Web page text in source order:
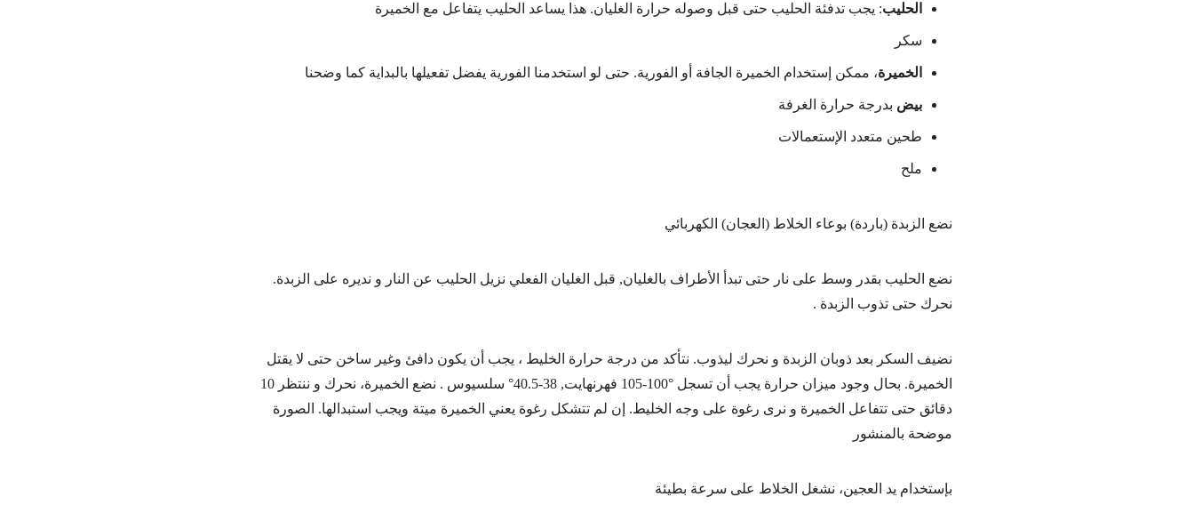
الحليب: يجب تدفئة الحليب حتى قبل وصوله حرارة الغليان. هذا يساعد الحليب يتفاعل مع الخميرة
سكر
الخميرة، ممكن إستخدام الخميرة الجافة أو الفورية. حتى لو استخدمنا الفورية يفضل تفعيلها بالبداية كما وضحنا
بيض بدرجة حرارة الغرفة
طحين متعدد الإستعمالات
ملح
نضع الزبدة (باردة) بوعاء الخلاط (العجان) الكهربائي
نضع الحليب بقدر وسط على نار حتى تبدأ الأطراف بالغليان, قبل الغليان الفعلي نزيل الحليب عن النار و نديره على الزبدة.
نحرك حتى تذوب الزبدة .
نضيف السكر بعد ذوبان الزبدة و نحرك ليذوب. نتأكد من درجة حرارة الخليط ، يجب أن يكون دافئ وغير ساخن حتى لا يقتل
الخميرة. بحال وجود ميزان حرارة يجب أن تسجل °100-105 فهرنهايت, 38-40.5° سلسيوس . نضع الخميرة، نحرك و ننتظر 10
دقائق حتى تتفاعل الخميرة و نرى رغوة على وجه الخليط. إن لم تتشكل رغوة يعني الخميرة ميتة ويجب استبدالها. الصورة
موضحة بالمنشور
بإستخدام يد العجين، نشغل الخلاط على سرعة بطيئة